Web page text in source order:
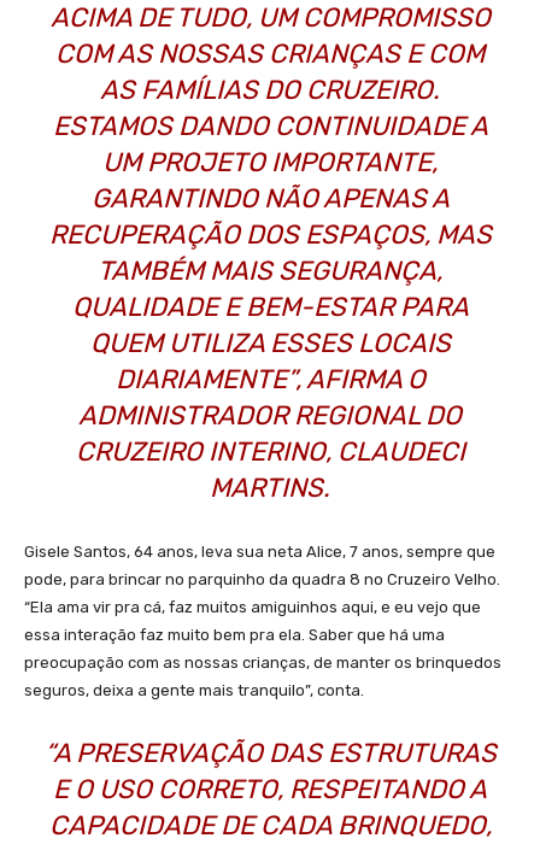
ACIMA DE TUDO, UM COMPROMISSO
COM AS NOSSAS CRIANÇAS E COM
AS FAMÍLIAS DO CRUZEIRO.
ESTAMOS DANDO CONTINUIDADE A
UM PROJETO IMPORTANTE,
GARANTINDO NÃO APENAS A
RECUPERAÇÃO DOS ESPAÇOS, MAS
TAMBÉM MAIS SEGURANÇA,
QUALIDADE E BEM-ESTAR PARA
QUEM UTILIZA ESSES LOCAIS
DIARIAMENTE”, AFIRMA O
ADMINISTRADOR REGIONAL DO
CRUZEIRO INTERINO, CLAUDECI
MARTINS.
Gisele Santos, 64 anos, leva sua neta Alice, 7 anos, sempre que
pode, para brincar no parquinho da quadra 8 no Cruzeiro Velho.
“Ela ama vir pra cá, faz muitos amiguinhos aqui, e eu vejo que
essa interação faz muito bem pra ela. Saber que há uma
preocupação com as nossas crianças, de manter os brinquedos
seguros, deixa a gente mais tranquilo”, conta.
“A PRESERVAÇÃO DAS ESTRUTURAS
E O USO CORRETO, RESPEITANDO A
CAPACIDADE DE CADA BRINQUEDO,